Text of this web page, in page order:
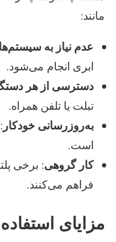
مانند:
عدم نیاز به
ابری انجام می‌شود.
دسترسی از هر
تبلت یا تلفن همراه.
به‌روزرسانی خودکار
است.
کار گروهی: برخی
فراهم می‌کنند.
مزایای